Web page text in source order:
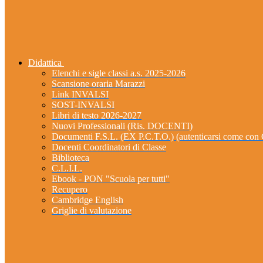
Didattica
Elenchi e sigle classi a.s. 2025-2026
Scansione oraria Marazzi
Link INVALSI
SOST-INVALSI
Libri di testo 2026-2027
Nuovi Professionali (Ris. DOCENTI)
Documenti F.S.L. (EX P.C.T.O.) (autenticarsi come
Docenti Coordinatori di Classe
Biblioteca
C.L.I.L.
Ebook - PON "Scuola per tutti"
Recupero
Cambridge English
Griglie di valutazione